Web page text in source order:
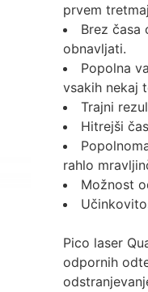
prvem
Brez časa
obnavljati.
Popolna
vsakih nekaj
Trajni
Hitrejši
rahlo
Možnost
Pico laser
odpornih